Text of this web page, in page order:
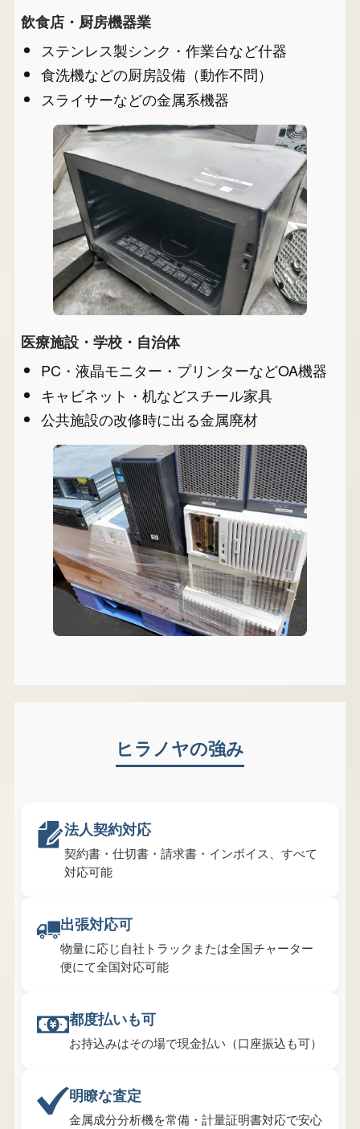
飲食店・厨房機器業
ステンレス製シンク・作業台など什器
食洗機などの厨房設備（動作不問）
スライサーなどの金属系機器
医療施設・学校・自治体
PC・液晶モニター・プリンターなどOA機器
キャビネット・机などスチール家具
公共施設の改修時に出る金属廃材
ヒラノヤの強み
法人契約対応
契約書・仕切書・請求書・インボイス、すべて
対応可能
出張対応可
物量に応じ自社トラックまたは全国チャーター
便にて全国対応可能
都度払いも可
お持込みはその場で現金払い（口座振込も可）
明瞭な査定
金属成分分析機を常備・計量証明書対応で安心